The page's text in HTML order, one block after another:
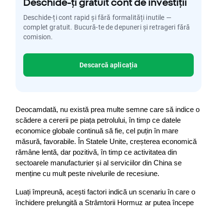
Deschide-ți gratuit cont de investiții
Deschide-ți cont rapid și fără formalități inutile —
complet gratuit. Bucură-te de depuneri și retrageri fără
comision.
Descarcă aplicația
Deocamdată, nu există prea multe semne care să indice o
scădere a cererii pe piața petrolului, în timp ce datele
economice globale continuă să fie, cel puțin în mare
măsură, favorabile. În Statele Unite, creșterea economică
rămâne lentă, dar pozitivă, în timp ce activitatea din
sectoarele manufacturier și al serviciilor din China se
menține cu mult peste nivelurile de recesiune.
Luați împreună, acești factori indică un scenariu în care o
închidere prelungită a Strâmtorii Hormuz ar putea începe